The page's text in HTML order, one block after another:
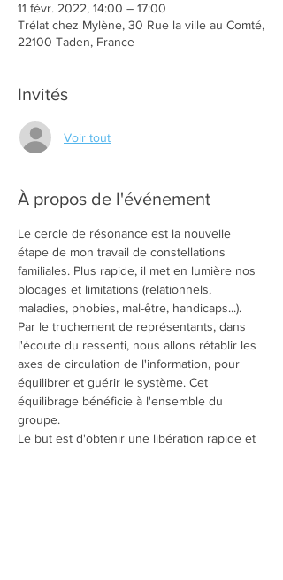
11 févr. 2022, 14:00 – 17:00
Trélat chez Mylène, 30 Rue la ville au Comté,
22100 Taden, France
Invités
Voir tout
À propos de l'événement
Le cercle de résonance est la nouvelle
étape de mon travail de constellations
familiales. Plus rapide, il met en lumière nos
blocages et limitations (relationnels,
maladies, phobies, mal-être, handicaps...).
Par le truchement de représentants, dans
l'écoute du ressenti, nous allons rétablir les
axes de circulation de l'information, pour
équilibrer et guérir le système. Cet
équilibrage bénéficie à l'ensemble du
groupe.
Le but est d'obtenir une libération rapide et